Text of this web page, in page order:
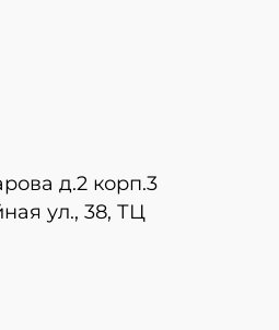
д.2 корп.3
ул., 38, ТЦ